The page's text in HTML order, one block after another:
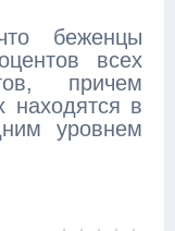
беженцы
всех
причем
находятся в
уровнем